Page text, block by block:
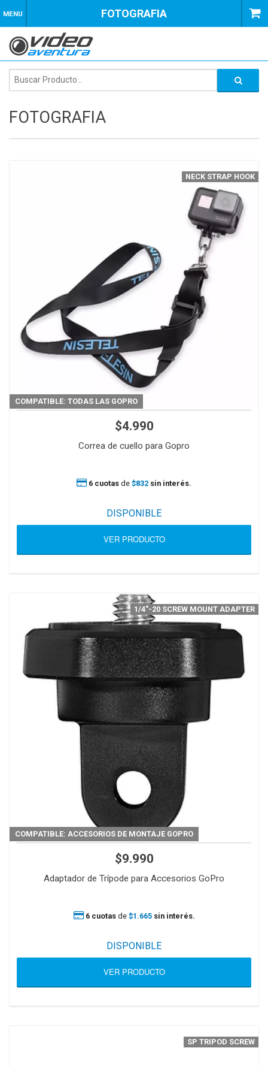
MENU FOTOGRAFIA
FOTOGRAFIA
COMPATIBLE: TODAS LAS GOPRO
$4.990
Correa de cuello para Gopro
NECK STRAP HOOK
6 cuotas de $832 sin interés.
DISPONIBLE
VER PRODUCTO
COMPATIBLE: ACCESORIOS DE MONTAJE GOPRO
$9.990
Adaptador de Trípode para Accesorios GoPro
1/4"-20 SCREW MOUNT ADAPTER
6 cuotasde $1.665 sin interés.
DISPONIBLE
VER PRODUCTO
SP TRIPOD SCREW